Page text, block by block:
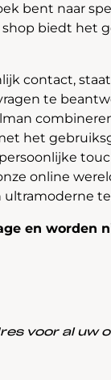
bent naar
biedt het
contact,
te
het
online
ultramoderne
en worden
voor al uw